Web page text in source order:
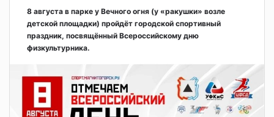
8 августа в парке у Вечного огня (у «ракушки» возле
детской площадки) пройдёт городской спортивный
праздник, посвящённый Всероссийскому дню
физкультурника.